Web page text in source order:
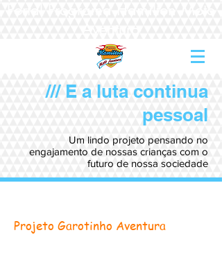
/// E a luta continua
pessoal
Projeto Garotinho Aventura
Um lindo projeto pensando no
engajamento de nossas crianças com o
futuro de nossa sociedade